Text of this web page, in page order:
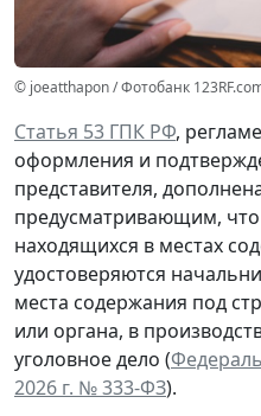
© joeatthapon / Фотобанк
Статья 53 ГПК РФ,
оформления и
представителя,
предусматривающим,
находящихся в местах
удостоверяются
места содержания под
или органа, в
уголовное дело (
2026 г. № 333-ФЗ).